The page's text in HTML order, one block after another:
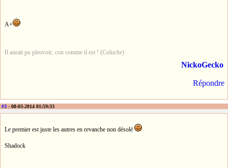
A+
Il aurait pu pleuvoir, con comme il est ! (Coluche)
NickoGecko
Répondre
#3 - 08-03-2014 01:59:33
Le premier est juste les autres en revanche non désolé
Shadock